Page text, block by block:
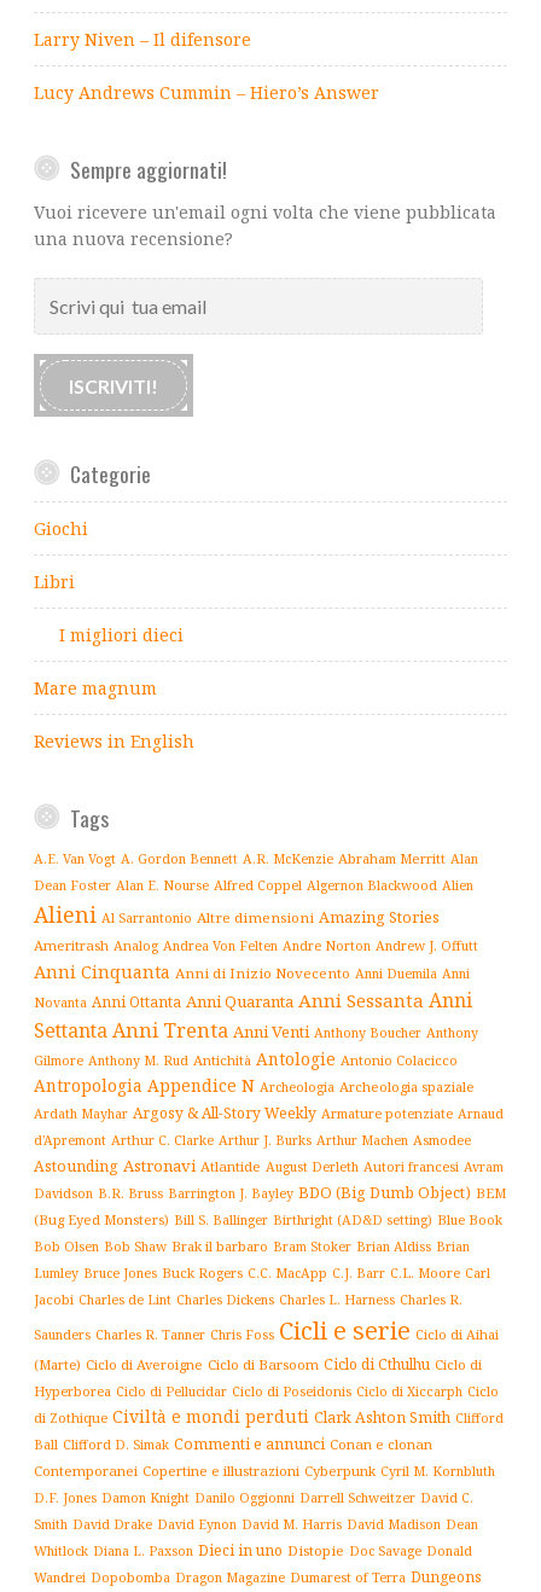
Larry Niven – Il difensore
Lucy Andrews Cummin – Hiero’s Answer
Sempre aggiornati!
Vuoi ricevere un'email ogni volta che viene pubblicata
una nuova recensione?
qui
tua
email
ISCRIVITI!
Categorie
Giochi
Libri
I migliori dieci
Mare magnum
Reviews in English
Tags
A.E. Van Vogt A. Gordon Bennett A.R. McKenzie Abraham Merritt Alan
Dean Foster Alan E. Nourse Alfred Coppel Algernon Blackwood Alien
Alieni Al Sarrantonio Altre dimensioni Amazing Stories
Ameritrash Analog Andrea Von Felten Andre Norton Andrew J. Offutt
Anni Cinquanta Anni di Inizio Novecento Anni Duemila Anni
Novanta Anni Ottanta Anni Quaranta Anni Sessanta Anni
SettantaAnni Trenta Anni Venti Anthony Boucher Anthony
Gilmore Anthony M. Rud Antichità Antologie Antonio Colacicco
Antropologia Appendice N Archeologia Archeologia spaziale
Ardath Mayhar Argosy & All-Story Weekly Armature potenziate Arnaud
d'Apremont Arthur C. Clarke Arthur J. Burks Arthur Machen Asmodee
Astounding Astronavi Atlantide August Derleth Autori francesi Avram
Davidson B.R. Bruss Barrington J. Bayley BDO (Big Dumb Object) BEM
(Bug Eyed Monsters) Bill S. Ballinger Birthright (AD&D setting) Blue Book
Bob Olsen Bob Shaw Brak il barbaro Bram Stoker Brian Aldiss Brian
Lumley Bruce Jones Buck Rogers C.C. MacApp C.J. Barr C.L. Moore Carl
Jacobi Charles de Lint Charles Dickens Charles L. Harness Charles R.
Saunders Charles R. Tanner Chris Foss Cicli e serie Ciclo di Aihai
(Marte) Ciclo di Averoigne Ciclo di Barsoom Ciclo di Cthulhu Ciclo di
Hyperborea Ciclo di Pellucidar Ciclo di Poseidonis Ciclo di Xiccarph Ciclo
di Zothique Civiltà e mondi perduti Clark Ashton Smith Clifford
Ball Clifford D. Simak Commenti e annunci Conan e clonan
Contemporanei Copertine e illustrazioni Cyberpunk Cyril M. Kornbluth
D.F. Jones Damon Knight Danilo Oggionni Darrell Schweitzer David C.
Smith David Drake David Eynon David M. Harris David Madison Dean
Whitlock Diana L. Paxson Dieci in uno Distopie Doc Savage Donald
Wandrei Dopobomba Dragon Magazine Dumarest of Terra Dungeons